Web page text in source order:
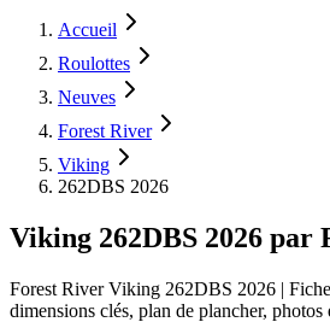
Accueil
Roulottes
Neuves
Forest River
Viking
262DBS 2026
Viking 262DBS 2026 par
Forest River Viking 262DBS 2026 |
dimensions clés, plan de plancher, photos